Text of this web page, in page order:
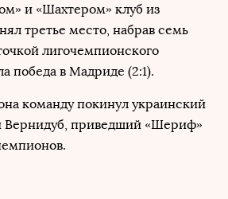
и «Шахтером» клуб из
третье место, набрав семь
лигочемпионского
победа в Мадриде (2:1).
команду покинул украинский
приведший «Шериф»